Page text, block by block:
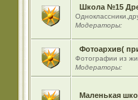
Школа №15
Модераторы:
Фотоархив(
Фотографии из
Модераторы:
Маленькая